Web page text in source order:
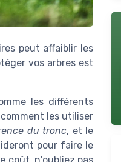
peut affaiblir les
vos arbres est
les différents
les utiliser
du tronc, et le
pour faire le
coût, n'oubliez pas